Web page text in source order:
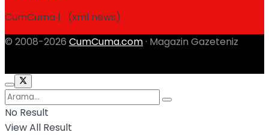
CumCuma | (xml news)
© 2008-2026 CumCuma.com · Magazin Gazeteniz
No Result
View All Result